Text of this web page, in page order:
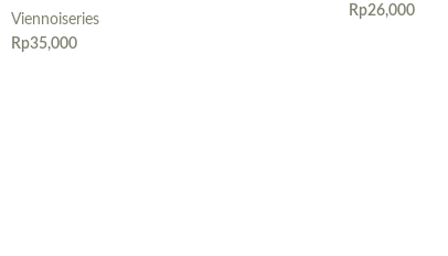
Viennoiseries
Rp35,000
Rp26,000